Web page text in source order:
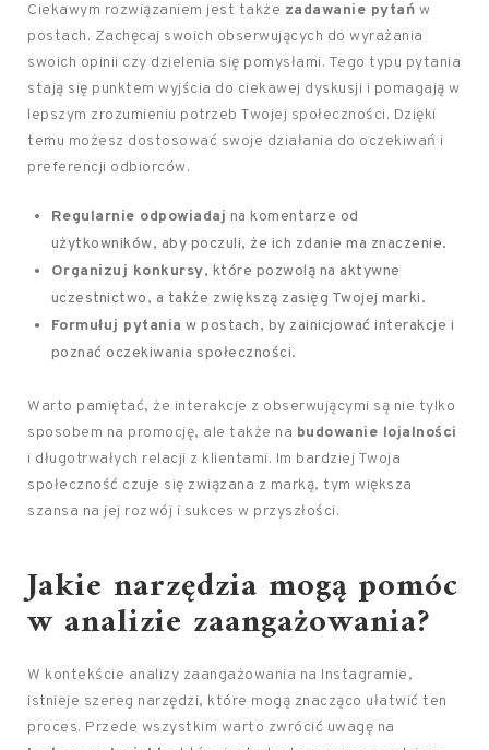
Ciekawym rozwiązaniem jest także zadawanie pytań w
postach. Zachęcaj swoich obserwujących do wyrażania
swoich opinii czy dzielenia się pomysłami. Tego typu pytania
stają się punktem wyjścia do ciekawej dyskusji i pomagają w
lepszym zrozumieniu potrzeb Twojej społeczności. Dzięki
temu możesz dostosować swoje działania do oczekiwań i
preferencji odbiorców.
Regularnie odpowiadaj na komentarze od
użytkowników, aby poczuli, że ich zdanie ma znaczenie.
Organizuj konkursy, które pozwolą na aktywne
uczestnictwo, a także zwiększą zasięg Twojej marki.
Formułuj pytania w postach, by zainicjować interakcje i
poznać oczekiwania społeczności.
Warto pamiętać, że interakcje z obserwującymi są nie tylko
sposobem na promocję, ale także na budowanie lojalności
i długotrwałych relacji z klientami. Im bardziej Twoja
społeczność czuje się związana z marką, tym większa
szansa na jej rozwój i sukces w przyszłości.
Jakie narzędzia mogą pomóc
w analizie zaangażowania?
W kontekście analizy zaangażowania na Instagramie,
istnieje szereg narzędzi, które mogą znacząco ułatwić ten
proces. Przede wszystkim warto zwrócić uwagę na